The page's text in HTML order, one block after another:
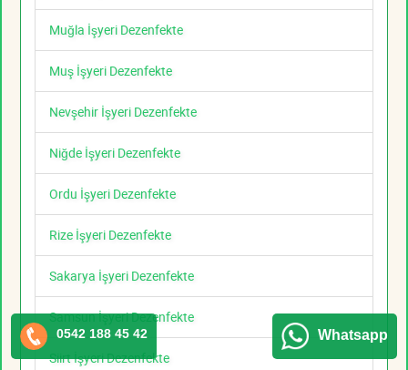
Muğla İşyeri Dezenfekte
Muş İşyeri Dezenfekte
Nevşehir İşyeri Dezenfekte
Niğde İşyeri Dezenfekte
Ordu İşyeri Dezenfekte
Rize İşyeri Dezenfekte
Sakarya İşyeri Dezenfekte
Samsun İşyeri Dezenfekte
Siirt İşyeri Dezenfekte
0542 188 45 42 Whatsapp